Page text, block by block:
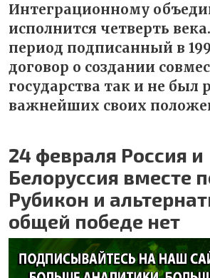
Интеграционному
исполнится четверть
период подписанный в
договор о создании
государства так и не был
важнейших своих
24 февраля Россия и
Белоруссия вместе
Рубикон и
общей победе нет